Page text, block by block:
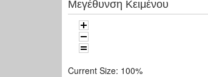
Μεγέθυνση Κειμένου
Current Size: 100%